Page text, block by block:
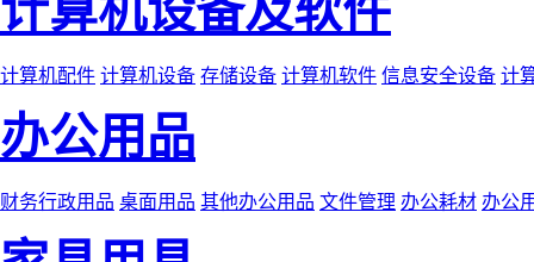
计算机配件 计算机设备 存储设备 计算机软件 信息安全设备 计
办公用品
财务行政用品 桌面用品 其他办公用品 文件管理 办公耗材 办公